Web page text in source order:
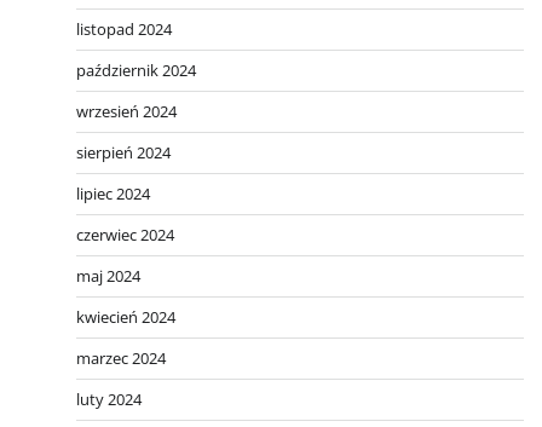
listopad 2024
październik 2024
wrzesień 2024
sierpień 2024
lipiec 2024
czerwiec 2024
maj 2024
kwiecień 2024
marzec 2024
luty 2024